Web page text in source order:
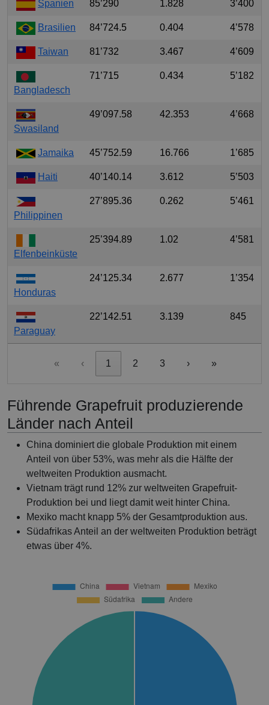
Spanien 85’290 1.828 3’400
Brasilien 84’724.5 0.404 4’578
Taiwan 81’732 3.467 4’609
Bangladesch
71’715 0.434 5’182
Swasiland
49’097.58 42.353 4’668
Jamaika 45’752.59 16.766 1’685
Haiti 40’140.14 3.612 5’503
Philippinen
27’895.36 0.262 5’461
Elfenbeinküste
25’394.89 1.02 4’581
Honduras
24’125.34 2.677 1’354
Paraguay
22’142.51 3.139 845
« ‹ 1 2 3 › »
Führende Grapefruit produzierende
Länder nach Anteil
China dominiert die globale Produktion mit einem
Anteil von über 53%, was mehr als die Hälfte der
weltweiten Produktion ausmacht.
Vietnam trägt rund 12% zur weltweiten Grapefruit-
Produktion bei und liegt damit weit hinter China.
Mexiko macht knapp 5% der Gesamtproduktion aus.
Südafrikas Anteil an der weltweiten Produktion beträgt
etwas über 4%.